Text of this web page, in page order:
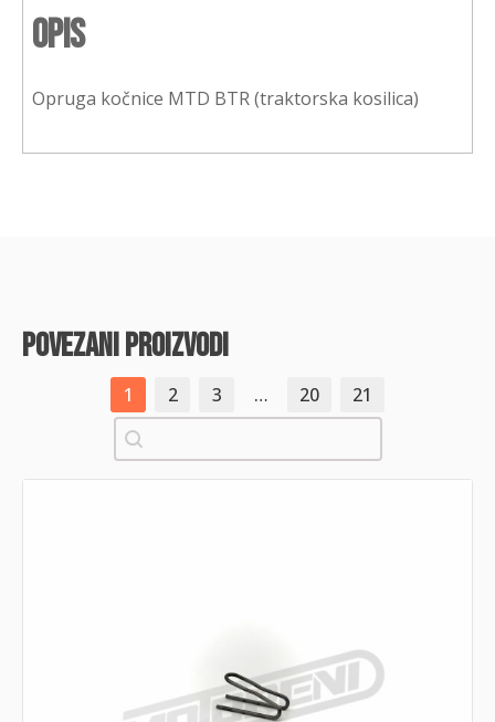
Opis
Opruga kočnice MTD BTR (traktorska kosilica)
povezani proizvodi
1 2 3 … 20
21
Pretraži